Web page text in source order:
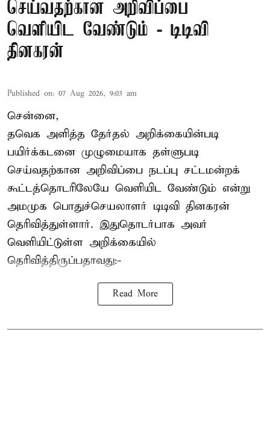
செய்வதற்கான அறிவிப்பை
வெளியிட வேண்டும் - டிடிவி
தினகரன்
Published on: 07 Aug 2026, 9:03 am
சென்னை,
தவெக அளித்த தேர்தல் அறிக்கையின்படி
பயிர்க்கடனை முழுமையாக தள்ளுபடி
செய்வதற்கான அறிவிப்பை நடப்பு சட்டமன்றக்
கூட்டத்தொடரிலேயே வெளியிட வேண்டும் என்று
அமமுக பொதுச்செயலாளர் டிடிவி தினகரன்
தெரிவித்துள்ளார். இதுதொடர்பாக அவர்
வெளியிட்டுள்ள அறிக்கையில்
தெரிவித்திருப்பதாவது:-
Read More